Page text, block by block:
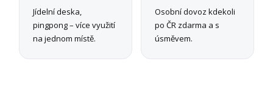
Jídelní deska,
pingpong – více využití
na jednom místě.
Osobní dovoz kdekoli
po ČR zdarma a s
úsměvem.